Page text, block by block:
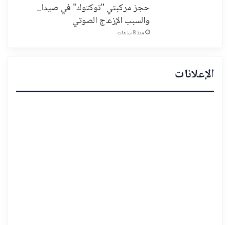
حجز مركبتي "توكتوك" في صيدا..
والسبب الإزعاج الصوتي
منذ 8 ساعات
الإعلانات